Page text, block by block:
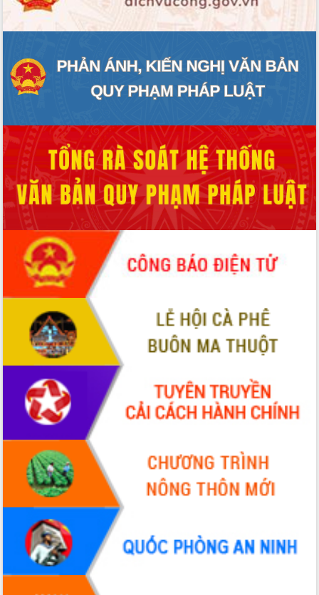
Nâng cao hiệu quả hoạt động của các
doanh nghiệp nhà nước
truyền số liệu chuyên dùng phục vụ cơ
quan Đảng, Nhà nước
Lễ phát động chuỗi hoạt động chung
tay làm sạch môi trường
công tác cải cách hành chính mô hình
mới
UBND tỉnh họp báo định kỳ tháng 4
năm 2026
Hội thảo khoa học “Giải pháp thúc đẩy
phát triển nền kinh tế xanh tại tỉnh
Đắk Lắk”
Tăng cường giám sát, đôn đốc thực
hiện nhiệm vụ quản lý tài sản công
hàng tuần
Tháo gỡ những vướng mắc, đẩy mạnh
công tác cải cách thủ tục hành chính
tại Trung tâm Phục vụ hành chính
công tỉnh
Đắk Lắk: Tôn vinh 46 giải pháp tại Hội
thi Sáng tạo Kỹ thuật 2024 - 2025
Đắk Lắk rà soát, điều chỉnh Đề án 190
về phát triển nuôi trồng thủy sản
Phó Chủ tịch UBND tỉnh Đắk Lắk
Trương Công Thái kiểm tra thực địa
Dự án cao tốc Khánh Hòa - Buôn Ma
Thuột
Định vị cà phê Việt Nam như một “di
sản sống” trong dòng chảy toàn cầu
Xây dựng nông thôn mới: Nâng cao đời
sống người dân từ những mô hình thiết
thực
Quyết liệt tháo gỡ vướng mắc, đẩy
nhanh tiến độ các dự án trọng điểm
trong Khu kinh tế Nam Phú Yên